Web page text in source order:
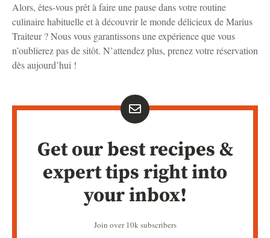
Alors, êtes-vous prêt à faire une pause dans votre routine
culinaire habituelle et à découvrir le monde délicieux de Marius
Traiteur ? Nous vous garantissons une expérience que vous
n’oublierez pas de sitôt. N’attendez plus, prenez votre réservation
dès aujourd’hui !
Get our best recipes &
expert tips right into
your inbox!
Join over 10k subscribers